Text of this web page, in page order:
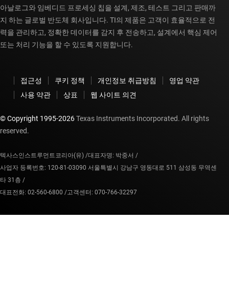
아날로그와 임베디드 프로세싱 칩을 설계, 제조, 테스트 그리고 판매까
지 하는 글로벌 반도체 회사입니다. TI의 제품은 고객이 효율적으로 전
력을 관리하고, 정확한 데이터를 감지 후 전송하고, 설계에서 핵심 제어
또는 처리 기능을 할 수 있도록 지원합니다.
접근성 쿠키 정책 개인정보 취급방침
영업 약관
사용 약관
상표 웹 사이트 의견
© Copyright 1995-2026Texas Instruments Incorporated. All rights
reserved.
텍사스인스트루먼트코리아(유) /대표자명: 박중서 /
사업자 등록번호: 120-81-03090 서울특별시 강남구 영동대로 511 삼성동 무역센
타 31층 /
대표전화: 02-560-6800 /고객센터: 070-766-32297